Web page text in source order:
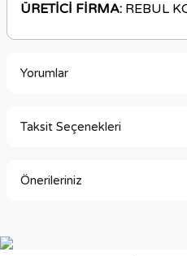
ÜRETİCİ FİRMA: REBUL
Yorumlar
Taksit Seçenekleri
Önerileriniz